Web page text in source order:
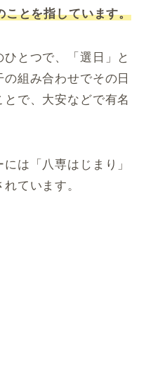
ことを指しています。
とつで、「選日」と
組み合わせでその日
で、大安などで有名
は「八専はじまり」
ています。